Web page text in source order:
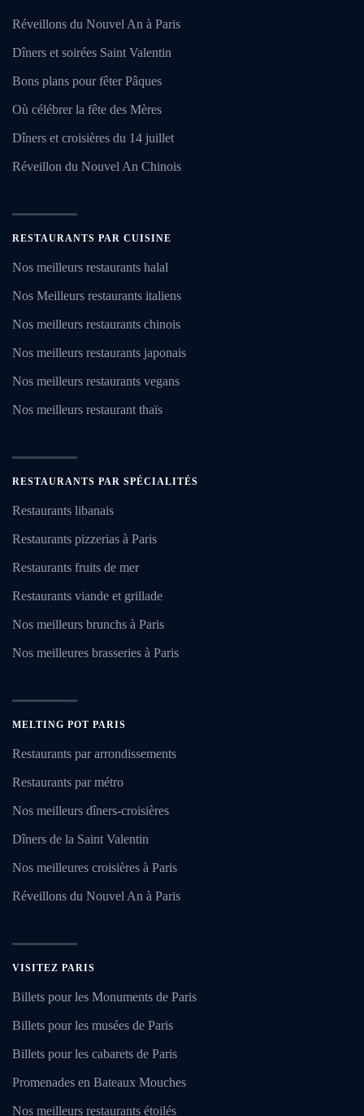
Réveillons du Nouvel An à Paris
Dîners et soirées Saint Valentin
Bons plans pour fêter Pâques
Où célébrer la fête des Mères
Dîners et croisières du 14 juillet
Réveillon du Nouvel An Chinois
RESTAURANTS PAR CUISINE
Nos meilleurs restaurants halal
Nos Meilleurs restaurants italiens
Nos meilleurs restaurants chinois
Nos meilleurs restaurants japonais
Nos meilleurs restaurants vegans
Nos meilleurs restaurant thaïs
RESTAURANTS PAR SPÉCIALITÉS
Restaurants libanais
Restaurants pizzerias à Paris
Restaurants fruits de mer
Restaurants viande et grillade
Nos meilleurs brunchs à Paris
Nos meilleures brasseries à Paris
MELTING POT PARIS
Restaurants par arrondissements
Restaurants par métro
Nos meilleurs dîners-croisières
Dîners de la Saint Valentin
Nos meilleures croisières à Paris
Réveillons du Nouvel An à Paris
VISITEZ PARIS
Billets pour les Monuments de Paris
Billets pour les musées de Paris
Billets pour les cabarets de Paris
Promenades en Bateaux Mouches
Nos meilleurs restaurants étoilés